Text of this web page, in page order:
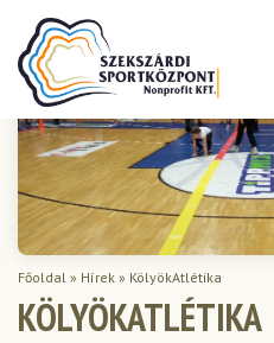
Főoldal » Hírek » KölyökAtlétika
KÖLYÖKATLÉTIKA